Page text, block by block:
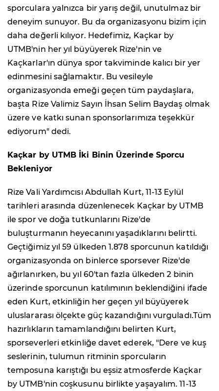
sporculara yalnızca bir yarış değil, unutulmaz bir
deneyim sunuyor. Bu da organizasyonu bizim için
daha değerli kılıyor. Hedefimiz, Kaçkar by
UTMB'nin her yıl büyüyerek Rize'nin ve
Kaçkarlar'ın dünya spor takviminde kalıcı bir yer
edinmesini sağlamaktır. Bu vesileyle
organizasyonda emeği geçen tüm paydaşlara,
başta Rize Valimiz Sayın İhsan Selim Baydaş olmak
üzere ve katkı sunan sponsorlarımıza teşekkür
ediyorum" dedi.
Kaçkar by UTMB İki Binin Üzerinde Sporcu
Bekleniyor
Rize Vali Yardımcısı Abdullah Kurt, 11-13 Eylül
tarihleri arasında düzenlenecek Kaçkar by UTMB
ile spor ve doğa tutkunlarını Rize'de
buluşturmanın heyecanını yaşadıklarını belirtti.
Geçtiğimiz yıl 59 ülkeden 1.878 sporcunun katıldığı
organizasyonda on binlerce sporsever Rize'de
ağırlanırken, bu yıl 60'tan fazla ülkeden 2 binin
üzerinde sporcunun katılımının beklendiğini ifade
eden Kurt, etkinliğin her geçen yıl büyüyerek
uluslararası ölçekte güç kazandığını vurguladı.Tüm
hazırlıkların tamamlandığını belirten Kurt,
sporseverleri etkinliğe davet ederek, "Dere ve kuş
seslerinin, tulumun ritminin sporcuların
temposuna karıştığı bu eşsiz atmosferde Kaçkar
by UTMB'nin coşkusunu birlikte yaşayalım. 11-13